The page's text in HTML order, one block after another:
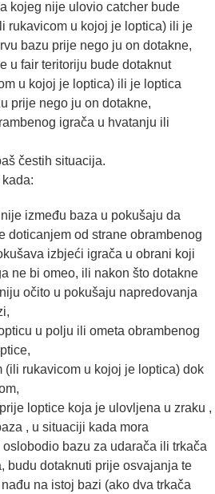
kojeg nije ulovio catcher bude
rukavicom u kojoj je loptica) ili je
bazu prije nego ju on dotakne,
u fair teritoriju bude dotaknut
u kojoj je loptica) ili je loptica
prije nego ju on dotakne,
igrača u hvatanju ili
čestih situacija.
između baza u pokušaju da
doticanjem od strane obrambenog
izbjeći igrača u obrani koji
ne bi omeo, ili nakon što dotakne
očito u pokušaju napredovanja
u polju ili ometa obrambenog
(ili rukavicom u kojoj je loptica) dok
loptice koja je ulovljena u zraku ,
, u situaciji kada mora
bazu za udarača ili trkača
budu dotaknuti prije osvajanja te
na istoj bazi (ako dva trkača